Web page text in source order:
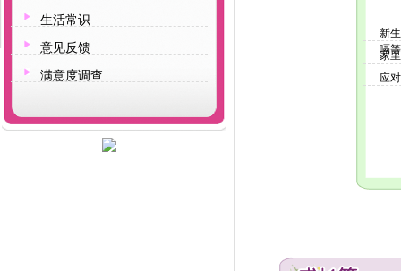
生活常识
意见反馈
满意度调查
新
嗝
家
应